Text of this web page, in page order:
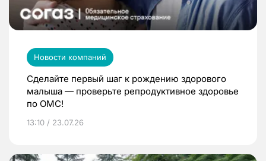
Новости компаний
Сделайте первый шаг к рождению здорового
малыша — проверьте репродуктивное здоровье
по ОМС!
13:10 / 23.07.26